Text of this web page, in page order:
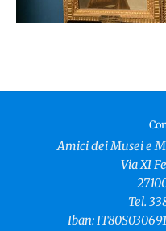
Amici dei Musei e
Via XI
Tel.
Iban: